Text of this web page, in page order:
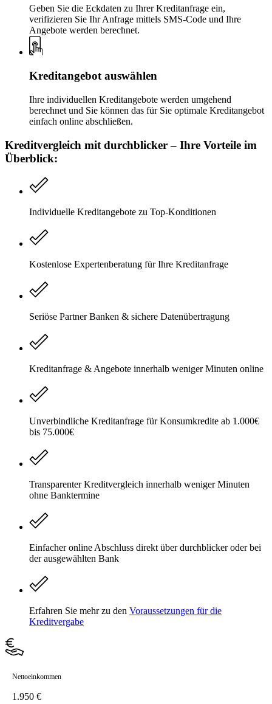
Geben Sie die Eckdaten zu Ihrer Kreditanfrage ein,
verifizieren Sie Ihr Anfrage mittels SMS-Code und Ihre
Angebote werden berechnet.
Kreditangebot auswählen
Ihre individuellen Kreditangebote werden umgehend
berechnet und Sie können das für Sie optimale Kreditangebot
einfach online abschließen.
Kreditvergleich mit durchblicker – Ihre Vorteile im
Überblick:
Individuelle Kreditangebote zu Top-Konditionen
Kostenlose Expertenberatung für Ihre Kreditanfrage
Seriöse Partner Banken & sichere Datenübertragung
Kreditanfrage & Angebote innerhalb weniger Minuten online
Unverbindliche Kreditanfrage für Konsumkredite ab 1.000€
bis 75.000€
Transparenter Kreditvergleich innerhalb weniger Minuten
ohne Banktermine
Einfacher online Abschluss direkt über durchblicker oder bei
der ausgewählten Bank
Erfahren Sie mehr zu den Voraussetzungen für die
Kreditvergabe
Nettoeinkommen